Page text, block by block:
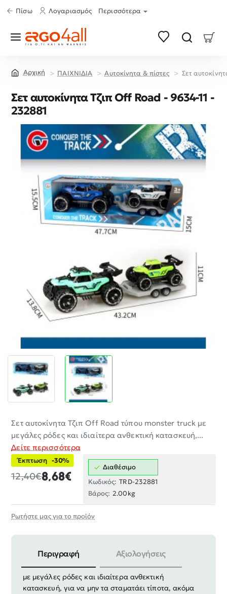
Πίσω Λογαριασμός Περισσότερα
ΠΑΙΧΝΙΔΙΑ Aυτοκίνητα & πίστες Σετ
Σετ αυτοκίνητα Τζιπ Off Road - 9634-11 -
232881
Σετ αυτοκίνητα Τζιπ Off Road τύπου monster truck με
μεγάλες ρόδες και ιδιαίτερα ανθεκτική κατασκευή,...
Δείτε περισσότερα
Έκπτωση -30%
8,68€
12,40€
Διαθέσιμο
Κωδικός: TRD-232881
Βάρος: 2.00kg
Ρωτήστε μας για το προϊόν
Περιγραφή Αξιολογήσεις
Σετ αυτοκίνητα Τζιπ Off Road τύπου monster truck
με μεγάλες ρόδες και ιδιαίτερα ανθεκτική
κατασκευή, για να μην τα σταματάει τίποτα, ακόμα